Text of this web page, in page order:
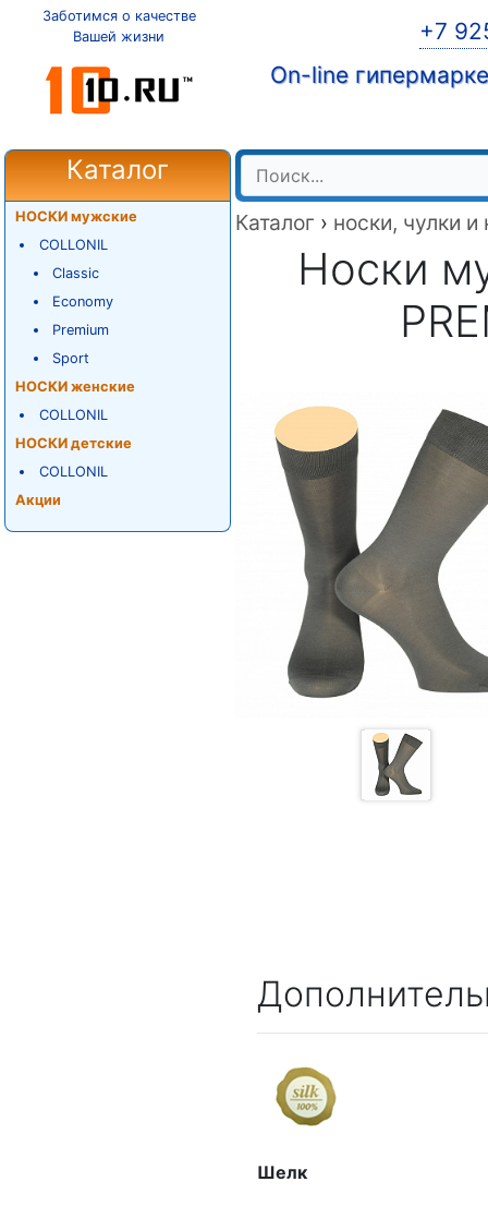
Заботимся о качестве
Вашей жизни
+7
On-line
Каталог
НОСКИ мужские
COLLONIL
Classic
Economy
Premium
Sport
НОСКИ женские
COLLONIL
НОСКИ детские
COLLONIL
Акции
Каталог › носки, чулки и
Носки
Шелк